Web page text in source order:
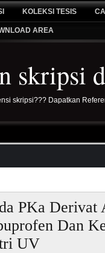
KOLEKSI TESIS
AREA
skripsi
skripsi??? Dapatkan
PKa
Dan
UV